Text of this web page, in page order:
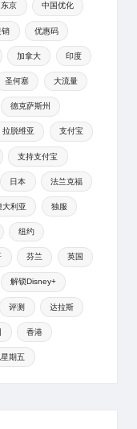
东京 中国优化
销 优惠码
加拿大 印度
圣何塞 大流量
德克萨斯州
拉脱维亚 支付宝
支持支付宝
日本 法兰克福
大利亚 独服
纽约
芬兰 英国
解锁Disney+
评测 达拉斯
香港
期五